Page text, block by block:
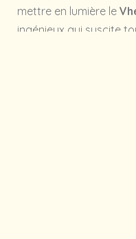
mettre en lumière le
ingénieux qui suscite